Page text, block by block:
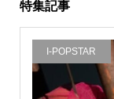
特集記事
I-POPSTAR